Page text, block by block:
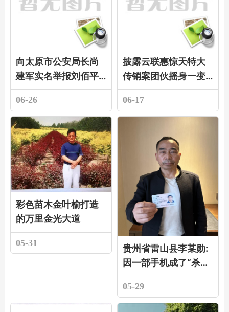
向太原市公安局长尚
建军实名举报刘佰平
特大诈骗百万元犯罪
团伙迄今九年多逍遥
法外
06-26
披露云联惠惊天特大
传销案团伙摇身一变
在广东注册长润文化
发展公司诈骗巨额资
金的犯罪事实
06-17
彩色苗木金叶榆打造
的万里金光大道
05-31
贵州省雷山县李某勋:
因一部手机成了“杀人
凶手”被错判的人生谁
来弥补
05-29